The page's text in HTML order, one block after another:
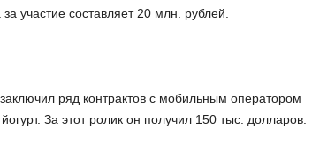
участие составляет 20 млн. рублей.
ряд контрактов с мобильным оператором
За этот ролик он получил 150 тыс. долларов.